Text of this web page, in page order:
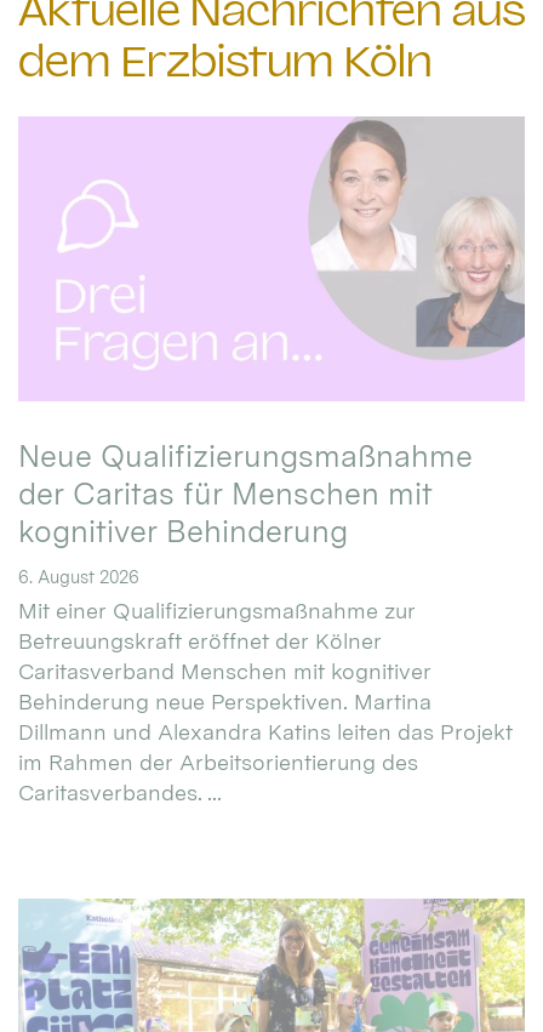
Aktuelle Nachrichten aus
dem Erzbistum Köln
Neue Qualifizierungsmaßnahme
der Caritas für Menschen mit
kognitiver Behinderung
6. August 2026
Mit einer Qualifizierungsmaßnahme zur
Betreuungskraft eröffnet der Kölner
Caritasverband Menschen mit kognitiver
Behinderung neue Perspektiven. Martina
Dillmann und Alexandra Katins leiten das Projekt
im Rahmen der Arbeitsorientierung des
Caritasverbandes. ...